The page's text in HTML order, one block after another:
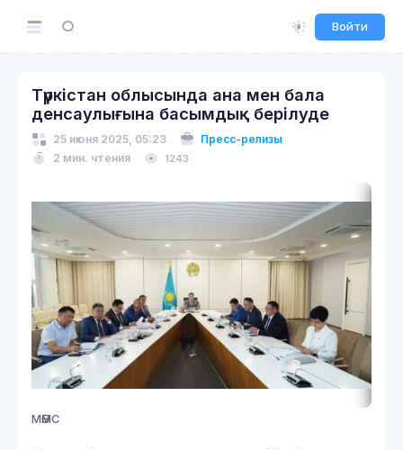
Войти
Түркістан облысында ана мен бала
денсаулығына басымдық берілуде
25 июня 2025, 05:23
Пресс-релизы
2 мин. чтения
1243
МӘМС